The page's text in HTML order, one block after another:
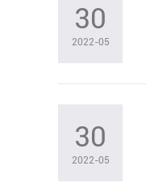
30
2022-05
30
2022-05